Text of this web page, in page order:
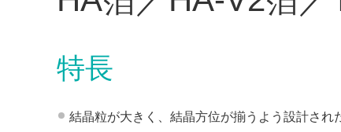
特長
結晶粒が大きく、結晶方位が揃うよう設計され